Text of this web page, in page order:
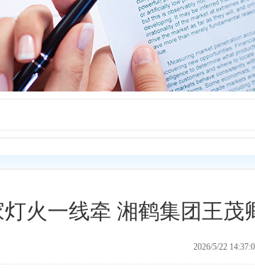
火一线牵 湘鹤集团王茂
2026/5/22